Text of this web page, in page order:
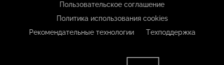
Пользовательское соглашение
Политика использования cookies
Рекомендательные технологии
Техподдержка